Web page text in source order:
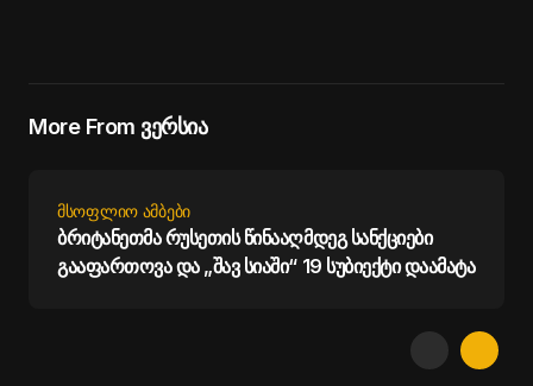
More From ვერსია
ᲛᲡᲝᲤᲚᲘᲝ ᲐᲛᲑᲔᲑᲘ
ბრიტანეთმა რუსეთის წინააღმდეგ სანქციები
გააფართოვა და „შავ სიაში“ 19 სუბიექტი დაამატა